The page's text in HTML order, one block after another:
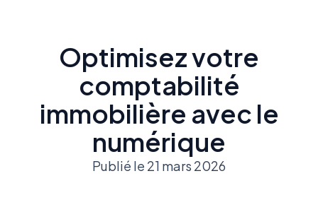
Optimisez votre
comptabilité
immobilière avec le
numérique
Publié le 21 mars 2026